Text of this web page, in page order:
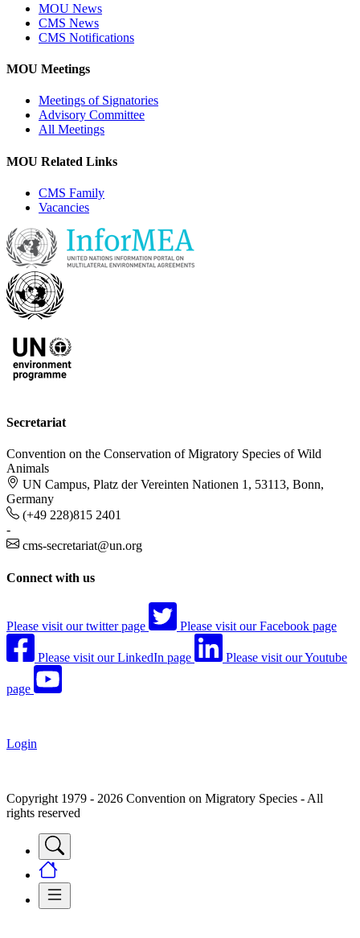
MOU News
CMS News
CMS Notifications
MOU Meetings
Meetings of Signatories
Advisory Committee
All Meetings
MOU Related Links
CMS Family
Vacancies
Secretariat
Convention on the Conservation of Migratory Species of Wild
Animals
UN Campus, Platz der Vereinten Nationen 1, 53113, Bonn,
Germany
(+49 228)815 2401
-
cms-secretariat@un.org
Connect with us
Please visit our twitter page Please visit our Facebook page
Please visit our LinkedIn page Please visit our Youtube
page
Login
Copyright 1979 - 2026 Convention on Migratory Species - All
rights reserved